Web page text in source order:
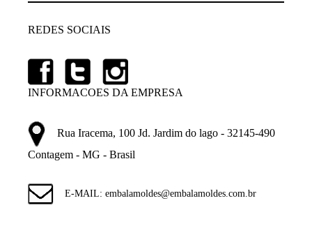
REDES SOCIAIS
INFORMACOES DA EMPRESA
Rua Iracema, 100 Jd. Jardim do lago - 32145-490
Contagem - MG - Brasil
E-MAIL: embalamoldes@embalamoldes.com.br